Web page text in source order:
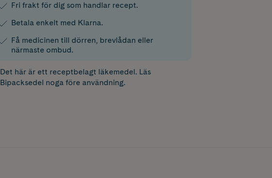
Fri frakt för dig som handlar recept.
Betala enkelt med Klarna.
Få medicinen till dörren, brevlådan eller
närmaste ombud.
Det här är ett receptbelagt läkemedel. Läs
Bipacksedel noga före användning.